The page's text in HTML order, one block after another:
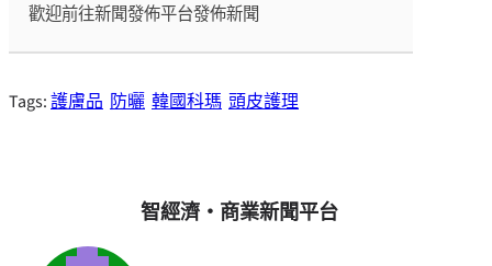
歡迎前往新聞發佈平台發佈新聞
Tags:護膚品 防曬 韓國科瑪 頭皮護理
智經濟・商業新聞平台